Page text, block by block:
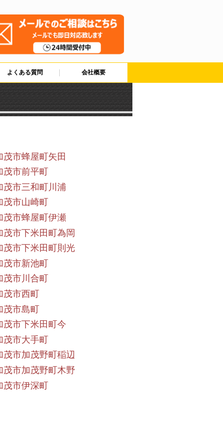
よくある質問 会社概要
市蜂屋町矢田
市前平町
茂市三和町川浦
市山崎町
茂市蜂屋町伊瀬
茂市下米田町為岡
茂市下米田町則光
茂市新池町
市川合町
茂市西町
茂市島町
茂市下米田町今
茂市大手町
茂市加茂野町稲辺
茂市加茂野町木野
茂市伊深町